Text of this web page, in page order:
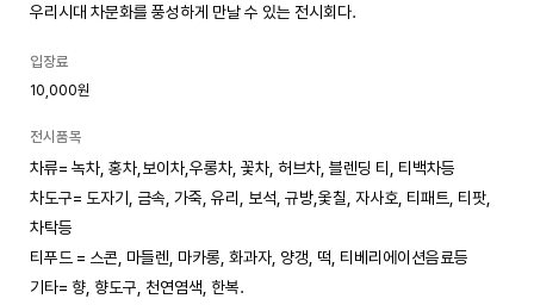
우리시대 차문화를 풍성하게 만날 수 있는 전시회다.
입장료
10,000원
전시품목
차류= 녹차, 홍차,보이차,우롱차, 꽃차, 허브차, 블렌딩 티, 티백차등
차도구= 도자기, 금속, 가죽, 유리, 보석, 규방,옻칠, 자사호, 티패트, 티팟,
차탁등
티푸드 = 스콘, 마들렌, 마카롱, 화과자, 양갱, 떡, 티베리에이션음료등
기타= 향, 향도구, 천연염색, 한복.